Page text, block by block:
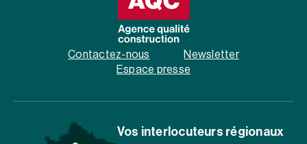
Contactez-nous
Newsletter
Espace presse
Vos interlocuteurs régionaux